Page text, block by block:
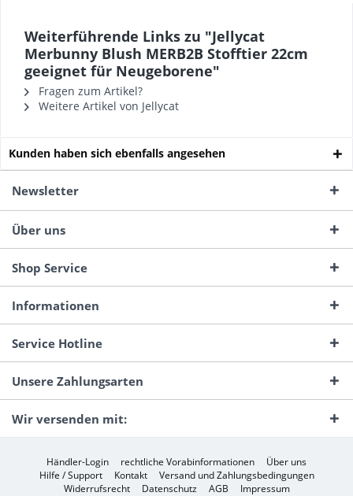
Weiterführende Links zu "Jellycat
Merbunny Blush MERB2B Stofftier 22cm
geeignet für Neugeborene"
Fragen zum Artikel?
Weitere Artikel von Jellycat
Kunden haben sich ebenfalls angesehen
Newsletter
Über uns
Shop Service
Informationen
Service Hotline
Unsere Zahlungsarten
Wir versenden mit:
Händler-Login rechtliche Vorabinformationen
Über uns
Hilfe / Support
Kontakt
Versand und Zahlungsbedingungen
Widerrufsrecht
Datenschutz AGB Impressum